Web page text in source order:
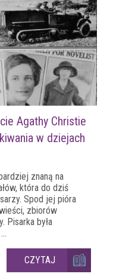
Agathy Christie
w dziejach
znaną na
która do dziś
Spod jej pióra
zbiorów
Pisarka była
CZYTAJ